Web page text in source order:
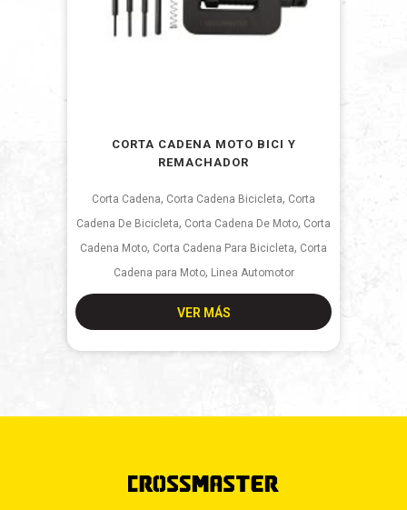
CORTA CADENA MOTO BICI Y
REMACHADOR
Corta Cadena, Corta Cadena Bicicleta, Corta
Cadena De Bicicleta, Corta Cadena De Moto, Corta
Cadena Moto, Corta Cadena Para Bicicleta, Corta
Cadena para Moto, Linea Automotor
VER MÁS